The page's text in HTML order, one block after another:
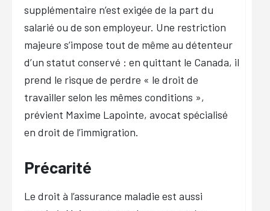
supplémentaire n’est exigée de la part du
salarié ou de son employeur. Une restriction
majeure s’impose tout de même au détenteur
d’un statut conservé : en quittant le Canada, il
prend le risque de perdre « le droit de
travailler selon les mêmes conditions »,
prévient Maxime Lapointe, avocat spécialisé
en droit de l’immigration.
Précarité
Le droit à l’assurance maladie est aussi